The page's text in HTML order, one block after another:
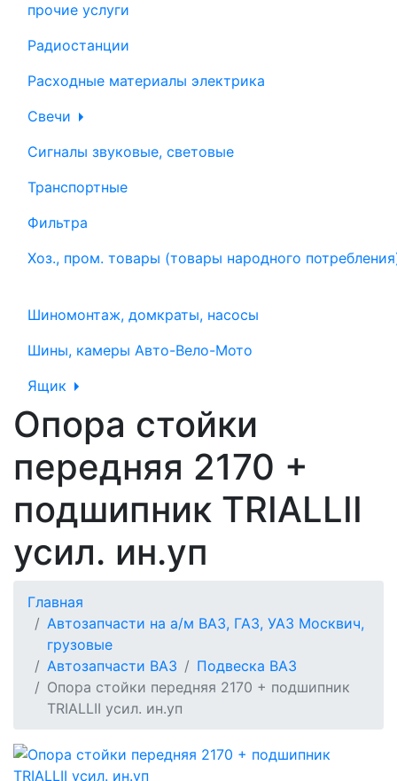
прочие услуги
Радиостанции
Расходные материалы электрика
Свечи
Сигналы звуковые, световые
Транспортные
Фильтра
Хоз., пром. товары (товары народного
Шиномонтаж, домкраты, насосы
Шины, камеры Авто-Вело-Мото
Ящик
Опора стойки
передняя 2170 +
подшипник TRIALLII
усил. ин.уп
Главная
Автозапчасти на а/м ВАЗ, ГАЗ, УАЗ Москвич,
грузовые
Автозапчасти ВАЗ
Подвеска ВАЗ
Опора стойки передняя 2170 + подшипник
TRIALLII усил. ин.уп